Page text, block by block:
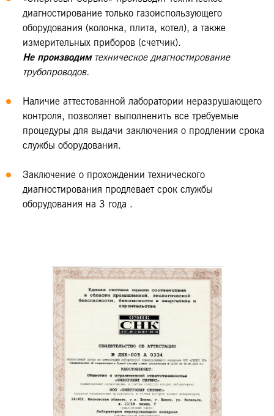
диагностирование только газоиспользующего
оборудования (колонка, плита, котел), а также
измерительных приборов (счетчик).
Не производимтехническое диагностирование
трубопроводов.
Наличие аттестованной лаборатории неразрушающего
контроля, позволяет выполненить все требуемые
процедуры для выдачи заключения о продлении срока
службы оборудования.
Заключение о прохождении технического
диагностирования продлевает срок службы
оборудования на 3 года .